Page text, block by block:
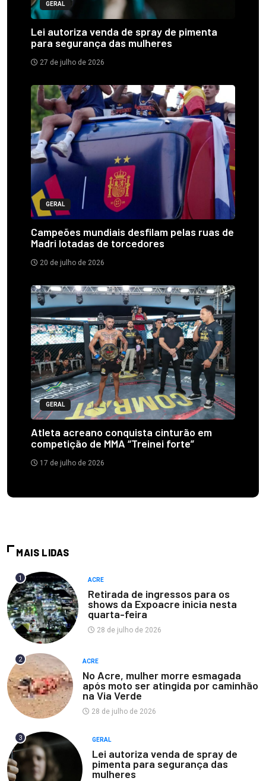
GERAL
Lei autoriza venda de spray de pimenta
para segurança das mulheres
27 de julho de 2026
GERAL
Campeões mundiais desfilam pelas ruas de
Madri lotadas de torcedores
20 de julho de 2026
GERAL
Atleta acreano conquista cinturão em
competição de MMA “Treinei forte”
17 de julho de 2026
MAIS LIDAS
1 ACRE
Retirada de ingressos para os
shows da Expoacre inicia nesta
quarta-feira
28 de julho de 2026
2 ACRE
No Acre, mulher morre esmagada
após moto ser atingida por caminhão
na Via Verde
28 de julho de 2026
3 GERAL
Lei autoriza venda de spray de
pimenta para segurança das
mulheres